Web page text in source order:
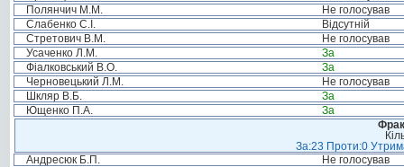
Полянчич М.М.
Не голосував
Слабенко С.І.
Відсутній
Стретович В.М.
Не голосував
Усаченко Л.М.
За
Фіалковський В.О.
За
Черновецький Л.М.
Не голосував
Шкляр В.Б.
За
Ющенко П.А.
За
За:23 Проти:0
Андресюк Б.П.
Не голосував